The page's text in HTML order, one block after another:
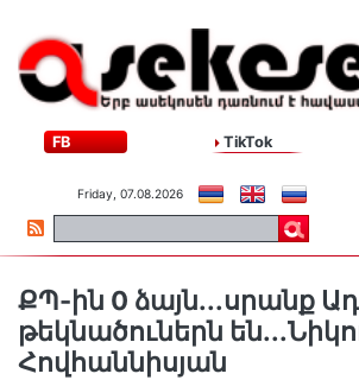
FB TikTok
Friday, 07.08.2026
ՔՊ-ին 0 ձայն․․․սրանք
թեկնածուներն
Հովհաննիսյան